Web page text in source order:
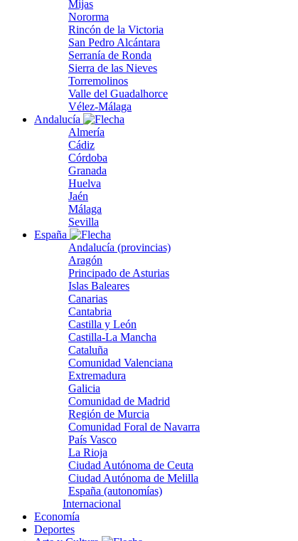
Mijas
Nororma
Rincón de la Victoria
San Pedro Alcántara
Serranía de Ronda
Sierra de las Nieves
Torremolinos
Valle del Guadalhorce
Vélez-Málaga
Andalucía
Almería
Cádiz
Córdoba
Granada
Huelva
Jaén
Málaga
Sevilla
España
Andalucía (provincias)
Aragón
Principado de Asturias
Islas Baleares
Canarias
Cantabria
Castilla y León
Castilla-La Mancha
Cataluña
Comunidad Valenciana
Extremadura
Galicia
Comunidad de Madrid
Región de Murcia
Comunidad Foral de Navarra
País Vasco
La Rioja
Ciudad Autónoma de Ceuta
Ciudad Autónoma de Melilla
España (autonomías)
Internacional
Economía
Deportes